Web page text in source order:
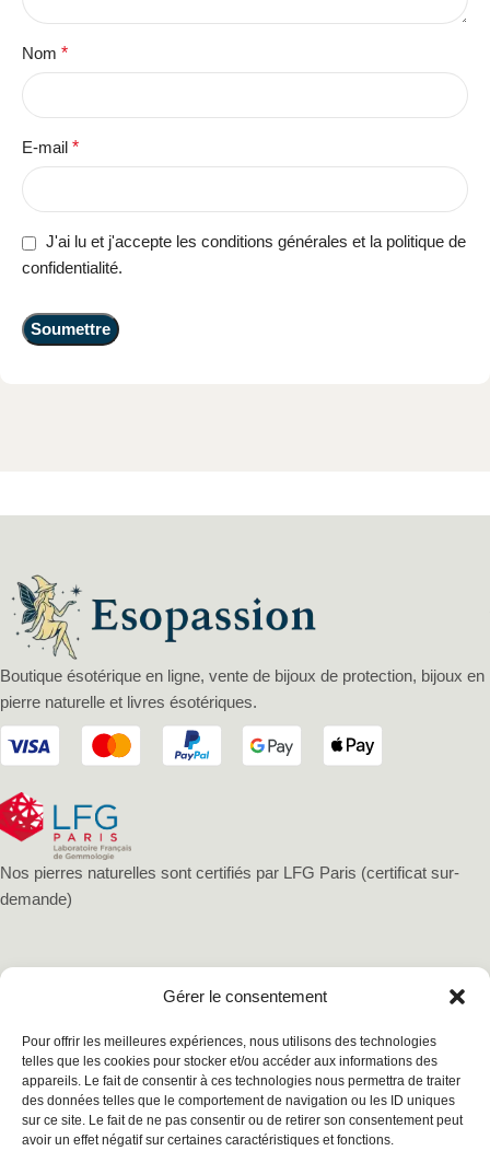
Gérer le consentement
Pour offrir les meilleures expériences, nous utilisons des technologies
telles que les cookies pour stocker et/ou accéder aux informations des
appareils. Le fait de consentir à ces technologies nous permettra de traiter
des données telles que le comportement de navigation ou les ID uniques
sur ce site. Le fait de ne pas consentir ou de retirer son consentement peut
avoir un effet négatif sur certaines caractéristiques et fonctions.
Nom *
E-mail *
J'ai lu et j'accepte les conditions générales et la politique de
confidentialité.
Boutique ésotérique en ligne, vente de bijoux de protection, bijoux en
pierre naturelle et livres ésotériques.
Nos pierres naturelles sont certifiés par LFG Paris (certificat sur-
demande)